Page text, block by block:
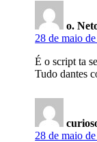
o.
28 de maio
É o script ta
Tudo dantes
28 de maio